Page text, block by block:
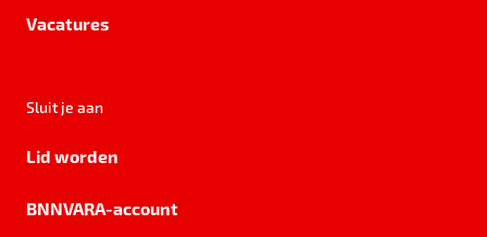
Vacatures
Sluit je aan
Lid worden
BNNVARA-account